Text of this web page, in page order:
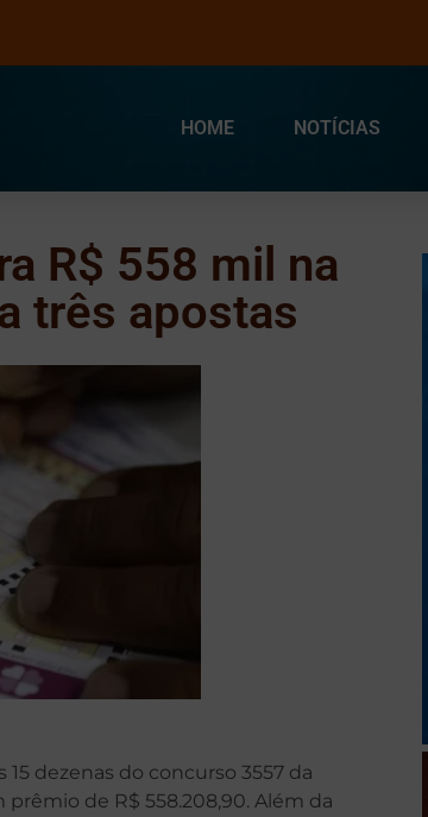
HOME NOTÍCIAS
R$ 558 mil na
três apostas
dezenas do concurso 3557 da
de R$ 558.208,90. Além da